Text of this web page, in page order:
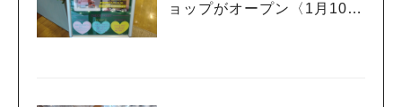
ョップがオープン〈1月10日